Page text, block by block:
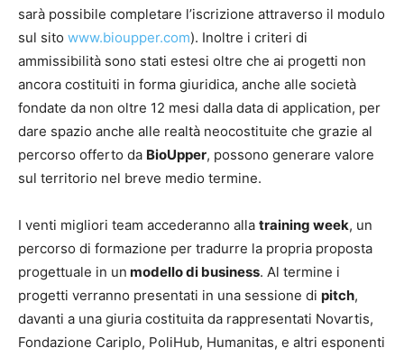
sarà possibile completare l’iscrizione attraverso il modulo
sul sito www.bioupper.com). Inoltre i criteri di
ammissibilità sono stati estesi oltre che ai progetti non
ancora costituiti in forma giuridica, anche alle società
fondate da non oltre 12 mesi dalla data di application, per
dare spazio anche alle realtà neocostituite che grazie al
percorso offerto da BioUpper, possono generare valore
sul territorio nel breve medio termine.
I venti migliori team accederanno alla training week, un
percorso di formazione per tradurre la propria proposta
progettuale in un modello di business. Al termine i
progetti verranno presentati in una sessione di pitch,
davanti a una giuria costituita da rappresentati Novartis,
Fondazione Cariplo, PoliHub, Humanitas, e altri esponenti